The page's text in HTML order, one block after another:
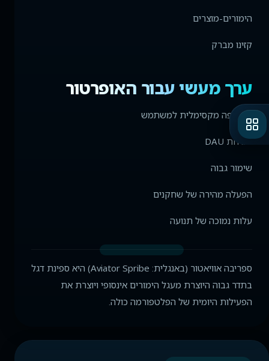
הימורים-מוצרים
קזינו מברק
ערך מעשי עבור האופרטור
תחלופה מקסימלית למשתמש
צמיחת DAU
שימור גבוה
הפעלה מהירה של שחקנים
עלות נמוכה של תנועה
ספריבה אוויאטור (באנגלית: Aviator Spribe) היא ספינת דגל
בתדר גבוה היוצרת מעגל הימורים אינסופי ויוצרת את
הפעילות היומית של הפלטפורמה כולה.